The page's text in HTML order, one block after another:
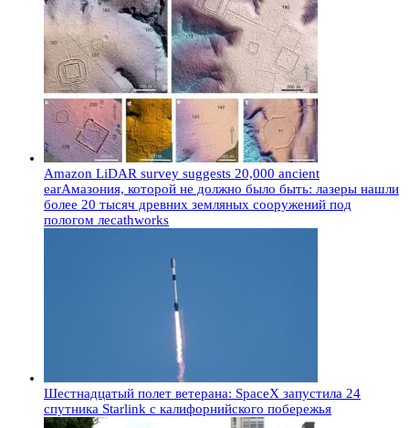
Amazon LiDAR survey suggests 20,000 ancient
earАмазония, которой не должно было быть: лазеры нашли
более 20 тысяч древних земляных сооружений под
пологом лесаthworks
Шестнадцатый полет ветерана: SpaceX запустила 24
спутника Starlink с калифорнийского побережья